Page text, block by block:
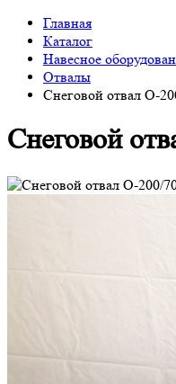
Главная
Каталог
Навесное
Отвалы
Снеговой отвал О-
Снеговой